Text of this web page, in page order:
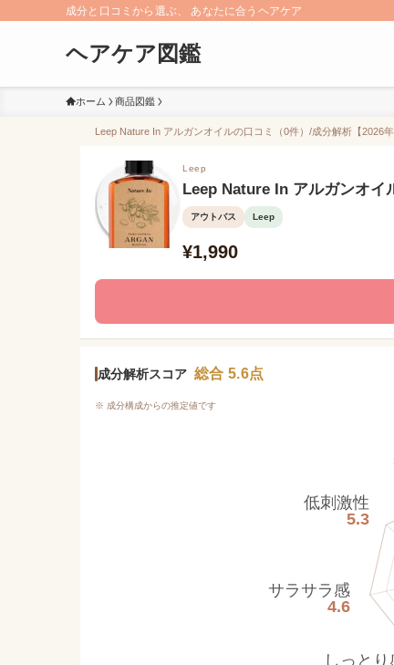
成分と口コミから選ぶ、 あなたに合うヘアケア
ヘアケア図鑑
ホーム 商品図鑑
Leep Nature In アルガンオイルの口コミ（0件）/成分解析【2026年
Leep
Leep Nature In アルガンオイ
アウトバス Leep
¥1,990
成分解析スコア 総合 5.6点
※ 成分構成からの推定値です
しっとり
サラサラ感
4.6
低刺激性
5.3